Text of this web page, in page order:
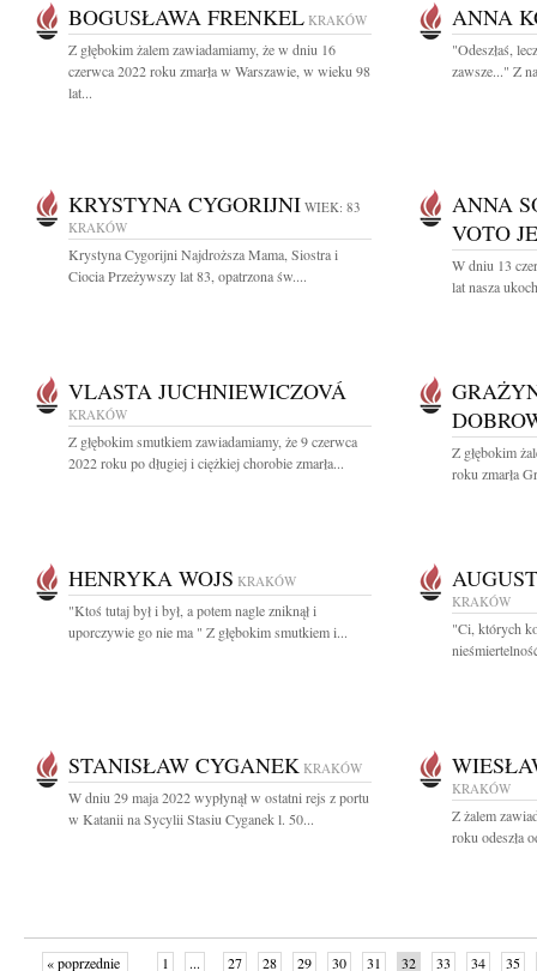
BOGUSŁAWA FRENKEL KRAKÓW
Z głębokim żalem zawiadamiamy, że w dniu 16
czerwca 2022 roku zmarła w Warszawie, w wieku 98
lat...
ANNA
"Odeszłaś,
zawsze..." Z
KRYSTYNA CYGORIJNI WIEK: 83
KRAKÓW
Krystyna Cygorijni Najdroższa Mama, Siostra i
Ciocia Przeżywszy lat 83, opatrzona św....
ANNA
VOTO
W dniu 13
lat nasza
VLASTA JUCHNIEWICZOVÁ
KRAKÓW
Z głębokim smutkiem zawiadamiamy, że 9 czerwca
2022 roku po długiej i ciężkiej chorobie zmarła...
Z głębokim
roku zmarła
HENRYKA WOJS KRAKÓW
"Ktoś tutaj był i był, a potem nagle zniknął i
uporczywie go nie ma " Z głębokim smutkiem i...
KRAKÓW
"Ci, których
STANISŁAW CYGANEK KRAKÓW
W dniu 29 maja 2022 wypłynął w ostatni rejs z portu
w Katanii na Sycylii Stasiu Cyganek l. 50...
KRAKÓW
Z żalem
roku odeszła
« poprzednie 1 ... 27 28 29 30 31 32 33 34 35